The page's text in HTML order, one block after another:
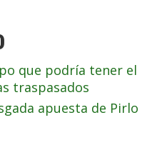
que podría tener el
traspasados
apuesta de Pirlo